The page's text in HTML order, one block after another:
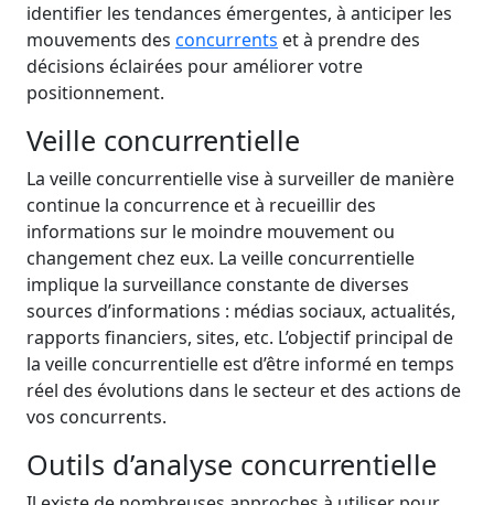
identifier les tendances émergentes, à anticiper les
mouvements des concurrents et à prendre des
décisions éclairées pour améliorer votre
positionnement.
Veille concurrentielle
La veille concurrentielle vise à surveiller de manière
continue la concurrence et à recueillir des
informations sur le moindre mouvement ou
changement chez eux. La veille concurrentielle
implique la surveillance constante de diverses
sources d’informations : médias sociaux, actualités,
rapports financiers, sites, etc. L’objectif principal de
la veille concurrentielle est d’être informé en temps
réel des évolutions dans le secteur et des actions de
vos concurrents.
Outils d’analyse concurrentielle